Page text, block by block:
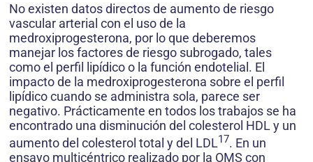
No existen datos directos de aumento de riesgo
vascular arterial con el uso de la
medroxiprogesterona, por lo que deberemos
manejar los factores de riesgo subrogado, tales
como el perfil lipídico o la función endotelial. El
impacto de la medroxiprogesterona sobre el perfil
lipídico cuando se administra sola, parece ser
negativo. Prácticamente en todos los trabajos se ha
encontrado una disminución del colesterol HDL y un
aumento del colesterol total y del LDL17. En un
ensayo multicéntrico realizado por la OMS con